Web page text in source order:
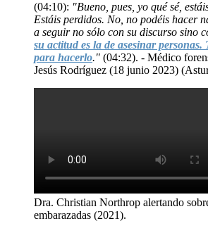
(04:10): "Bueno, pues, yo qué sé,
Estáis perdidos. No, no podéis hacer
a seguir no sólo con su discurso sino
su actitud es la de asesinar personas.
para hacerlo." (04:32). - Médico
Jesús Rodríguez (18 junio 2023)
Dra. Christian Northrop alertando
embarazadas (2021).